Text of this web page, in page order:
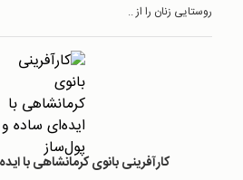
روستایی زنان را از ..
کارآفرینی بانوی کرمانشاهی با